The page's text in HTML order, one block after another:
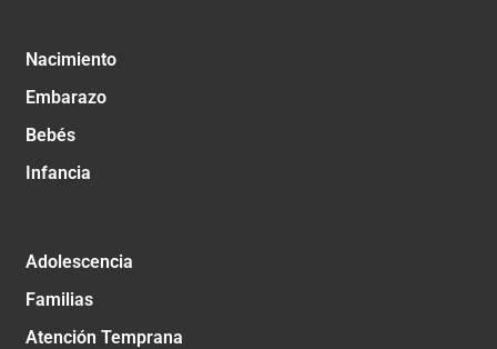
Nacimiento
Embarazo
Bebés
Infancia
Adolescencia
Familias
Atención Temprana